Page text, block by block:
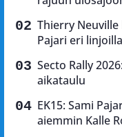
Thierry
Pajari eri linjoilla
Secto Rally
aikataulu
EK15: Sami
aiemmin Kalle